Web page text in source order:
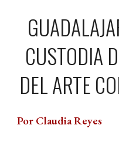
CUSTODIA
DEL ARTE
Por Claudia Reyes